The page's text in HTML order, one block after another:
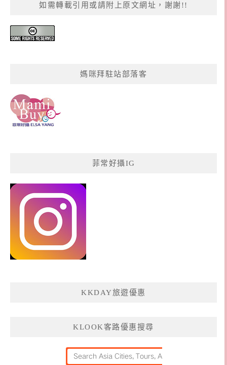
如需轉載引用或請附上原文網址，謝謝!!
媽咪拜駐站部落客
菲常好攝IG
KKDAY旅遊優惠
KLOOK客路優惠搜尋